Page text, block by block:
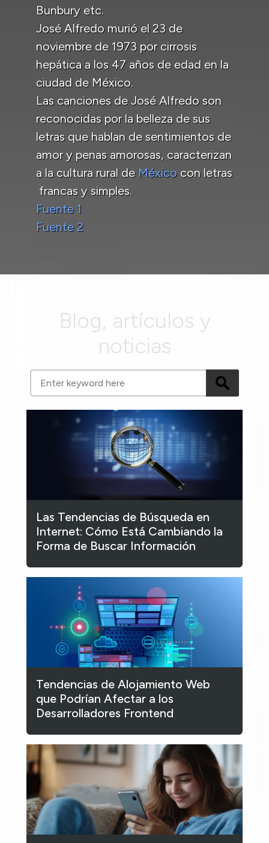
Bunbury etc.
José Alfredo murió el 23 de
noviembre de 1973 por cirrosis
hepática a los 47 años de edad en la
ciudad de México.
Las canciones de José Alfredo son
reconocidas por la belleza de sus
letras que hablan de sentimientos de
amor y penas amorosas, caracterizan
a la cultura rural de México con letras
francas y simples.
Fuente 1
Fuente 2
Blog, artículos y
noticias
Las Tendencias de Búsqueda en
Internet: Cómo Está Cambiando la
Forma de Buscar Información
Tendencias de Alojamiento Web
que Podrían Afectar a los
Desarrolladores Frontend